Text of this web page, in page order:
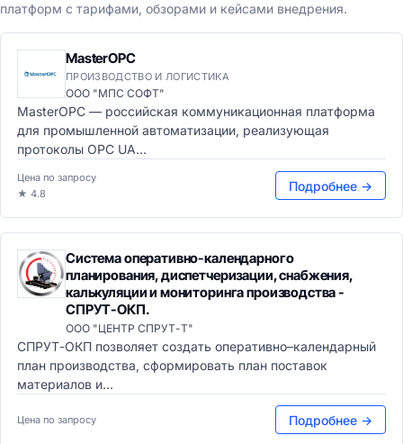
платформ с тарифами, обзорами и кейсами внедрения.
MasterOPC
ПРОИЗВОДСТВО И ЛОГИСТИКА
ООО "МПС СОФТ"
MasterOPC — российская коммуникационная платформа
для промышленной автоматизации, реализующая
протоколы OPC UA...
Цена по запросу
★ 4.8
Подробнее →
Система оперативно-календарного
планирования, диспетчеризации, снабжения,
калькуляции и мониторинга производства -
СПРУТ-ОКП.
ООО "ЦЕНТР СПРУТ-Т"
СПРУТ-ОКП позволяет создать оперативно–календарный
план производства, сформировать план поставок
материалов и...
Цена по запросу Подробнее →